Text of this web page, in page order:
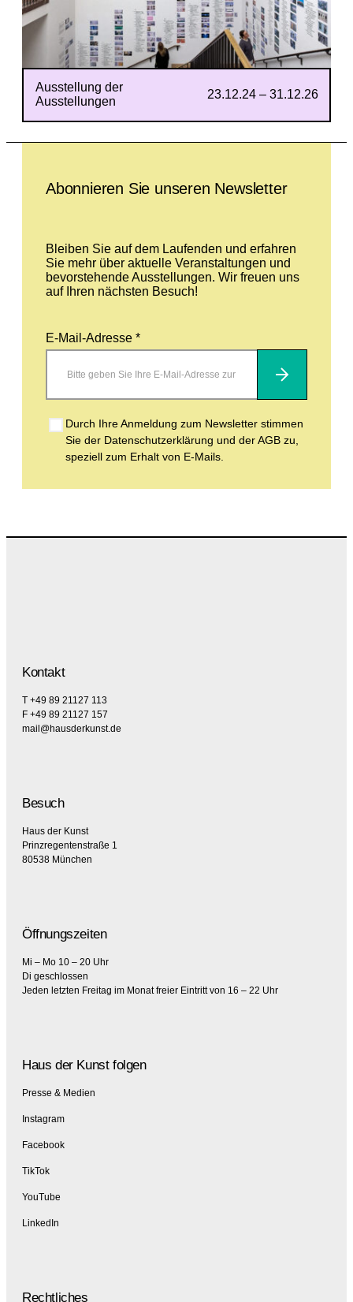
Ausstellung der
Ausstellungen
23.12.24 – 31.12.26
Abonnieren Sie unseren Newsletter
Bleiben Sie auf dem Laufenden und erfahren
Sie mehr über aktuelle Veranstaltungen und
bevorstehende Ausstellungen. Wir freuen uns
auf Ihren nächsten Besuch!
E-Mail-Adresse *
Abonnieren
Durch Ihre Anmeldung zum Newsletter stimmen
Sie der Datenschutzerklärung und der AGB zu,
speziell zum Erhalt von E-Mails.
Kontakt
T +49 89 21127 113
F +49 89 21127 157
mail@hausderkunst.de
Besuch
Haus der Kunst
Prinzregentenstraße 1
80538 München
Öffnungszeiten
Mi – Mo 10 – 20 Uhr
Di geschlossen
Jeden letzten Freitag im Monat freier Eintritt von 16 – 22 Uhr
Haus der Kunst folgen
Presse & Medien
Instagram
Facebook
TikTok
YouTube
LinkedIn
Rechtliches